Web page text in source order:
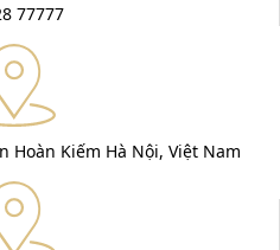
77777
Hoàn Kiếm Hà Nội, Việt Nam